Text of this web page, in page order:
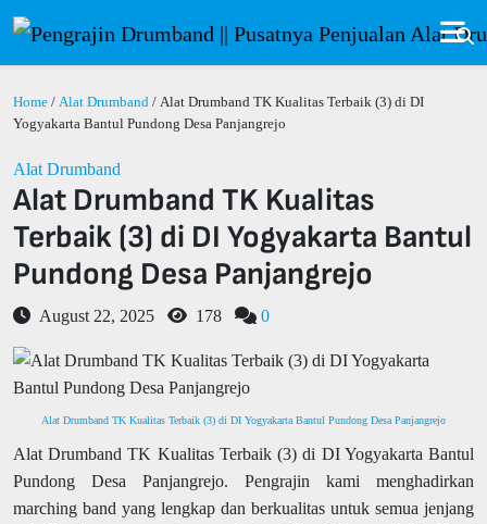
Home / Alat Drumband / Alat Drumband TK Kualitas Terbaik (3) di DI
Yogyakarta Bantul Pundong Desa Panjangrejo
Alat Drumband
Alat Drumband TK Kualitas
Terbaik (3) di DI Yogyakarta Bantul
Pundong Desa Panjangrejo
August 22, 2025 178 0
Alat Drumband TK Kualitas Terbaik (3) di DI Yogyakarta Bantul Pundong Desa Panjangrejo
Alat Drumband TK Kualitas Terbaik (3) di DI Yogyakarta Bantul
Pundong Desa Panjangrejo. Pengrajin kami menghadirkan
marching band yang lengkap dan berkualitas untuk semua jenjang